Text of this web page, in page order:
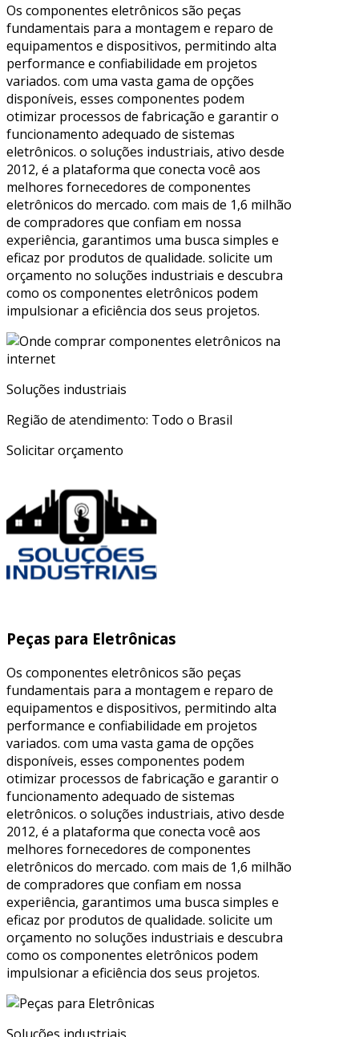
Os componentes eletrônicos são peças
fundamentais para a montagem e reparo de
equipamentos e dispositivos, permitindo alta
performance e confiabilidade em projetos
variados. com uma vasta gama de opções
disponíveis, esses componentes podem
otimizar processos de fabricação e garantir o
funcionamento adequado de sistemas
eletrônicos. o soluções industriais, ativo desde
2012, é a plataforma que conecta você aos
melhores fornecedores de componentes
eletrônicos do mercado. com mais de 1,6 milhão
de compradores que confiam em nossa
experiência, garantimos uma busca simples e
eficaz por produtos de qualidade. solicite um
orçamento no soluções industriais e descubra
como os componentes eletrônicos podem
impulsionar a eficiência dos seus projetos.
Soluções industriais
Região de atendimento: Todo o Brasil
Solicitar orçamento
Peças para Eletrônicas
Os componentes eletrônicos são peças
fundamentais para a montagem e reparo de
equipamentos e dispositivos, permitindo alta
performance e confiabilidade em projetos
variados. com uma vasta gama de opções
disponíveis, esses componentes podem
otimizar processos de fabricação e garantir o
funcionamento adequado de sistemas
eletrônicos. o soluções industriais, ativo desde
2012, é a plataforma que conecta você aos
melhores fornecedores de componentes
eletrônicos do mercado. com mais de 1,6 milhão
de compradores que confiam em nossa
experiência, garantimos uma busca simples e
eficaz por produtos de qualidade. solicite um
orçamento no soluções industriais e descubra
como os componentes eletrônicos podem
impulsionar a eficiência dos seus projetos.